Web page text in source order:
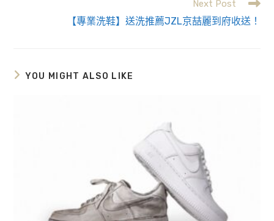
Next Post
【專業洗鞋】送洗推薦JZL京喆麗到府收送！
YOU MIGHT ALSO LIKE